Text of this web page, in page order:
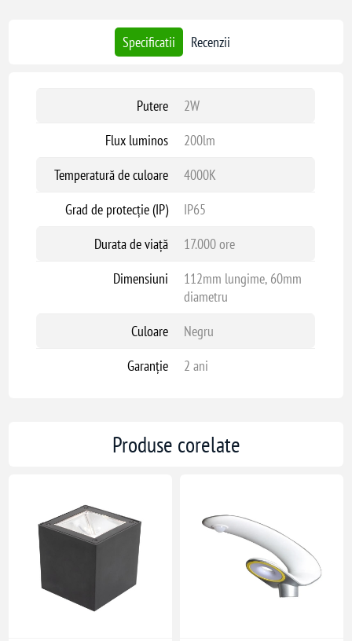
Specificatii Recenzii
Putere
2W
Flux luminos
200lm
Temperatură de culoare
4000K
Grad de protecție (IP)
IP65
Durata de viață
17.000 ore
Dimensiuni
112mm lungime, 60mm
diametru
Culoare
Negru
Garanție
2 ani
Produse corelate